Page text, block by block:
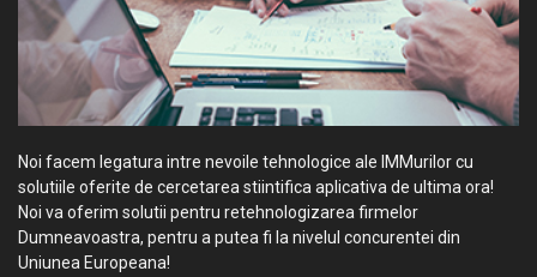
Noi facem legatura intre nevoile tehnologice ale IMMurilor cu
solutiile oferite de cercetarea stiintifica aplicativa de ultima ora!
Noi va oferim solutii pentru retehnologizarea firmelor
Dumneavoastra, pentru a putea fi la nivelul concurentei din
Uniunea Europeana!